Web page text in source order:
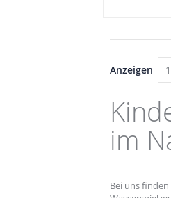
Anzeigen
im
Bei uns